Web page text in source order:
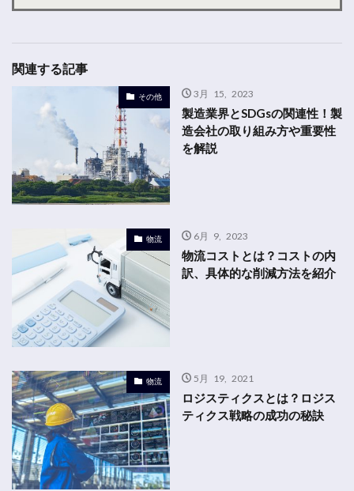
関連する記事
その他 3月 15, 2023
製造業界とSDGsの関連性！製
造会社の取り組み方や重要性
を解説
物流 6月 9, 2023
物流コストとは？コストの内
訳、具体的な削減方法を紹介
物流 5月 19, 2021
ロジスティクスとは？ロジス
ティクス戦略の成功の秘訣